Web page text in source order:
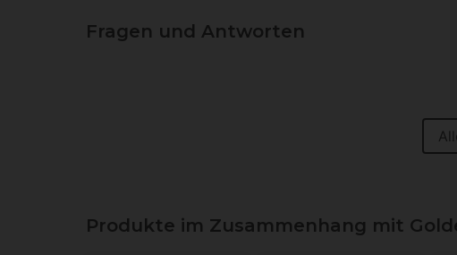
Fragen und Antworten
Produkte im Zusammenhang mit